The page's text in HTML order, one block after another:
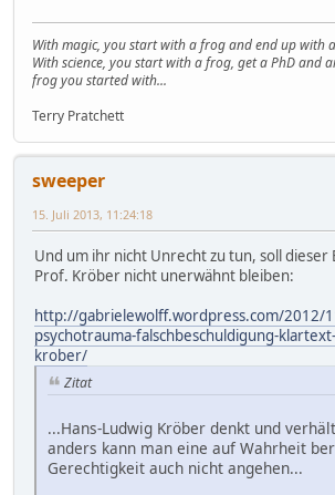
With magic, you start with a frog and end up with
With science, you start with a frog, get a PhD and
frog you started with...
Terry Pratchett
sweeper
15. Juli 2013, 11:24:18
Und um ihr nicht Unrecht zu tun, soll dieser
Prof. Kröber nicht unerwähnt bleiben:
http://gabrielewolff.wordpress.com/2012/
psychotrauma-falschbeschuldigung-
krober/
Zitat
...Hans-Ludwig Kröber denkt und
anders kann man eine auf Wahrheit
Gerechtigkeit auch nicht angehen...